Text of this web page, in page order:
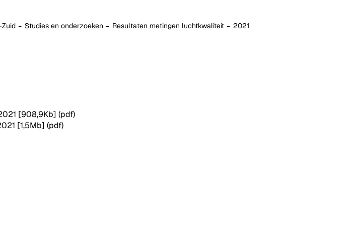
Studies en onderzoeken Resultaten metingen luchtkwaliteit 2021
[908,9Kb] (pdf)
[1,5Mb] (pdf)